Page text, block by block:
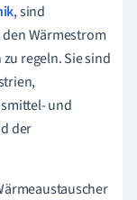
, sind
Wärmestrom
regeln. Sie sind
und
der